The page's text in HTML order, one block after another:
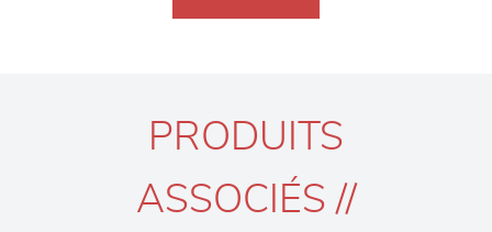
PRODUITS
ASSOCIÉS //